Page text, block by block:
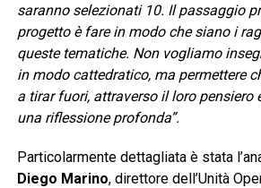
saranno selezionati 10. Il passaggio
progetto è fare in modo che siano i
queste tematiche. Non vogliamo
in modo cattedratico, ma permettere
a tirar fuori, attraverso il loro pensiero
una riflessione profonda”.
Particolarmente dettagliata è stata
Diego Marino, direttore dell’Unità